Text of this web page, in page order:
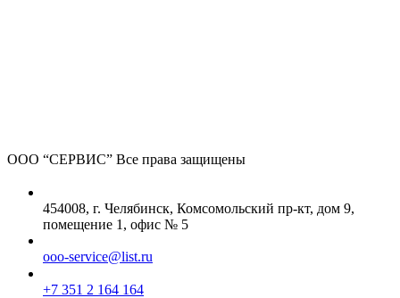
ООО “СЕРВИС” Все права защищены
454008, г. Челябинск, Комсомольский пр-кт, дом 9,
помещение 1, офис № 5
ooo-service@list.ru
+7 351 2 164 164